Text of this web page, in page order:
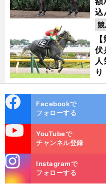
込
伏
人
り
ok
Facebookで
フォローする
YouTubeで
チャンネル登録
m
Instagramで
フォローする